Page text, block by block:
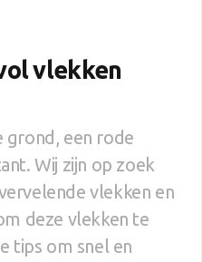
vlekken
grond, een rode
Wij zijn op zoek
vlekken en
deze vlekken te
tips om snel en